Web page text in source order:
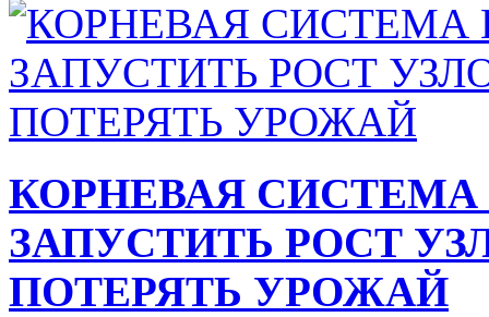
КОРНЕВАЯ
ЗАПУСТИТЬ РОСТ
ПОТЕРЯТЬ УРОЖАЙ